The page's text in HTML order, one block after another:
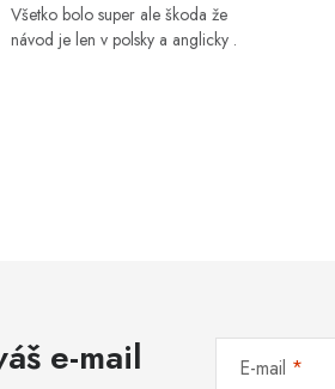
Všetko bolo super ale škoda že
návod je len v polsky a anglicky .
e-mail E-mail